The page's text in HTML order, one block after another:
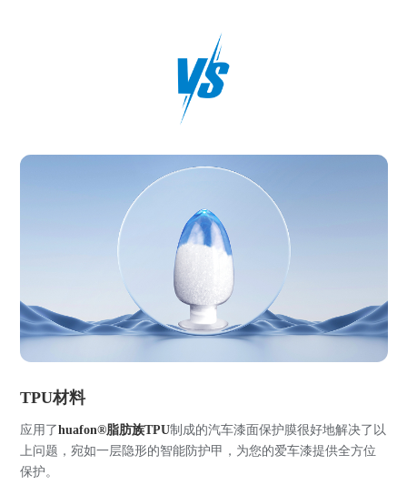
TPU材料
应用了huafon®脂肪族TPU制成的汽车漆面保护膜很好地解决了以
上问题，宛如一层隐形的智能防护甲，为您的爱车漆提供全方位
保护。